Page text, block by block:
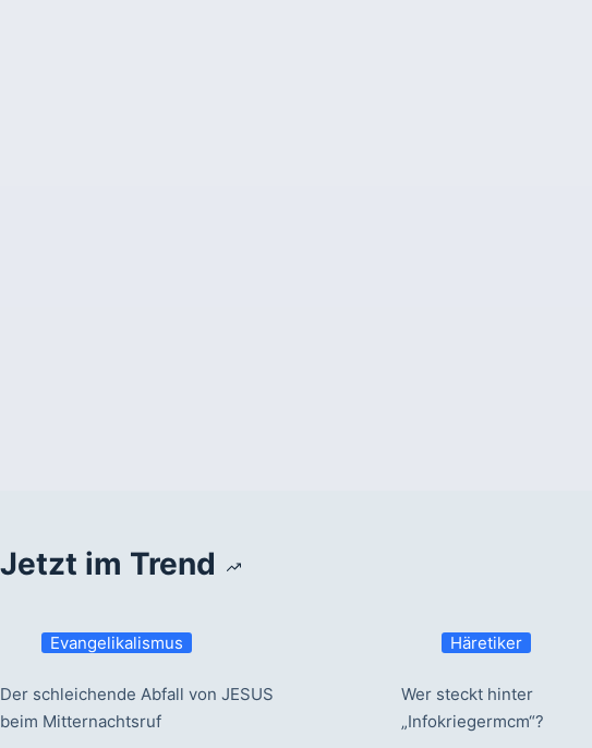
Jetzt im Trend
Evangelikalismus
Der schleichende Abfall von JESUS
beim Mitternachtsruf
Häretiker
Wer steckt hinter
„Infokriegermcm“?